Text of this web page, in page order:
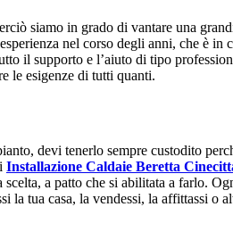
siamo in grado di vantare una
nel corso degli anni, che è
il supporto e l’aiuto di tipo
le esigenze di tutti quanti.
devi tenerlo sempre custodito
Installazione Caldaie Beretta
a patto che si abilitata a farlo.
tua casa, la vendessi, la affittassi o